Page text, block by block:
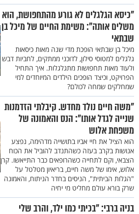
"כיסא הגלגלים לא גורע מהתחפושת, הוא
משלים אותה": משימת החיים של מיכל בן
שבתאי
מיכל בן שבתאי הופכת מדי שנה מאות כיסאות
גלגלים למטוסי סילון, לדוכני ממתקים, לחביות דבש
ולעוד מאות תחפושות מתגלגלות. איך התחיל
הפרויקט, וכיצד הופכים הילדים המיוחדים למי
שמחלקים שמחה לכולם?
"משה חיים נולד מחדש. קיבלתי הזדמנות
שנייה לגדל אותו": הנס והאמונה של
משפחת אלוש
הוא הציל את חיי אביו בתושייה מדהימה, נפצע
אנושות בקרב בעזה כשהתנדב להוביל את הכוח
הצבאי, וקם לתחייה כשהרופאים כבר התייאשו. קרן
אלוש, אימו של משה חיים, בריאיון מטלטל על
"הגלות הביתית", הניסים בחדר הניתוח, והאמונה
שרק בורא עולם מחליט מי יחיה
בניה ברבי: "בכיתי כמו ילד, והרב שלי